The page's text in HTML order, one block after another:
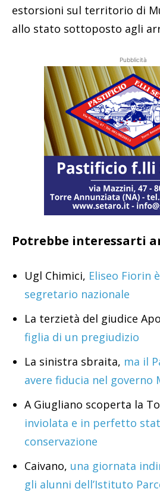
estorsioni sul territorio di
allo stato sottoposto agli
Pubblicità
Potrebbe interessarti
Ugl Chimici, Eliseo Fiorin
segretario nazionale
La terzietà del giudice
figlia di un pregiudizio
La sinistra sbraita, ma il
avere fiducia nel governo
A Giugliano scoperta la
inviolata e in perfetto
conservazione
Caivano, una giornata
gli alunni dell’Istituto